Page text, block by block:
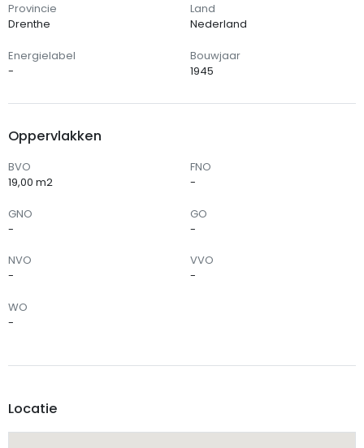
Provincie
Drenthe
Land
Nederland
Energielabel
-
Bouwjaar
1945
Oppervlakken
BVO
19,00 m2
FNO
-
GNO
-
GO
-
NVO
-
VVO
-
WO
-
Locatie